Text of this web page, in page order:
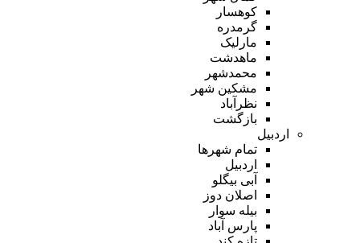
کوهسار
گرمدره
مارلیک
ماهدشت
محمدشهر
مشکین شهر
نظرآباد
بازگشت
اردبیل
تمام شهر‌ها
اردبیل
آبی بیگلو
اصلان دوز
بیله سوار
پارس آباد